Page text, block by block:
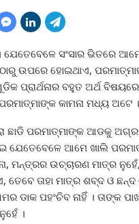
ଯେତେବେଳେ ସଂସାର ଭିତରେ
ଉପରେ ହୋଇଥାଏ,
ବହୁତ ଅର୍ଥ ବିଷୟରେ
ପରମାତ୍ମାଙ୍କ କାମନା ମଧ୍ୟ ଅଟେ ।
ଛାଡି ପରମାତ୍ମାଙ୍କ ଆଡକୁ
ଯେତେବେଳେ ଆମେ ଖାଲି
ମନ୍ତ୍ରର ଉଚ୍ଚାରଣ ମାତ୍ର
ତେବେ ତାହା ମାତ୍ର ଶବ୍ଦ ଓ
ଡାକ ପହଂଚିବ ନାହିଁ । ତାଙ୍କ
।